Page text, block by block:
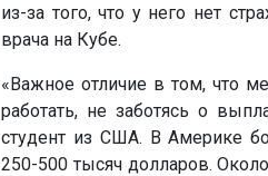
из-за того, что у него нет
врача на Кубе.
«Важное отличие в том, что
работать, не заботясь о
студент из США. В Америке
250-500 тысяч долларов.